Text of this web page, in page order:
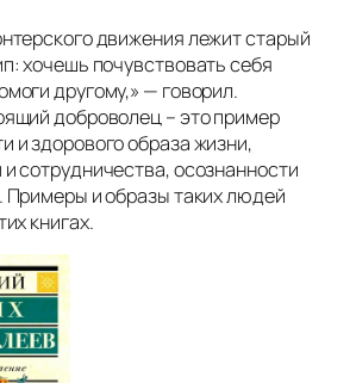
движения лежит старый
хочешь почувствовать себя
другому,» — говорил.
доброволец – это пример
и здорового образа жизни,
сотрудничества, осознанности
Примеры и образы таких людей
книгах.